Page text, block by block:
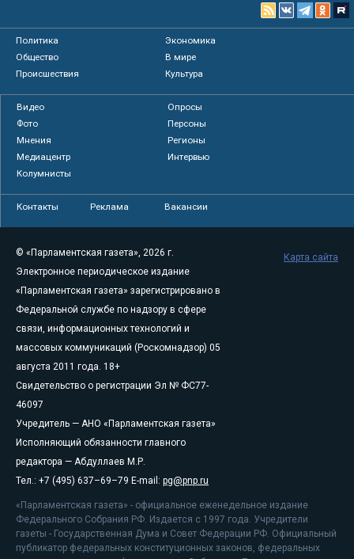
Политика
Экономика
Общество
В мире
Происшествия
Культура
Видео
Опросы
Фото
Персоны
Мнения
Регионы
Медиацентр
Интервью
Колумнисты
Контакты Реклама Вакансии
© «Парламентская газета», 2026 г.
Электронное периодическое издание
«Парламентская газета» зарегистрировано в
Федеральной службе по надзору в сфере
связи, информационных технологий и
массовых коммуникаций (Роскомнадзор) 05
августа 2011 года. 18+
Свидетельство о регистрации Эл № ФС77-
46097
Учредитель — АНО «Парламентская газета»
Исполняющий обязанности главного
редактора — Абдуллаев М.Р.
Тел.: +7 (495) 637–69–79 E-mail: pg@pnp.ru
«Парламентская газета» - официальное еженедельное издание
Федерального Собрания РФ. Издается с 1997 года. Учредители
газеты - Государственная Дума и Совет Федерации РФ. Официальный
публикатор федеральных конституционных законов, федеральных
Карта сайта